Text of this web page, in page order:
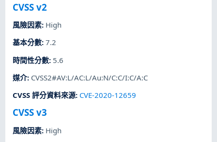
CVSS v2
風險因素: High
基本分數:7.2
時間性分數: 5.6
媒介: CVSS2#AV:L/AC:L/Au:N/C:C/I:C/A:C
CVSS 評分資料來源: CVE-2020-12659
CVSS v3
風險因素: High